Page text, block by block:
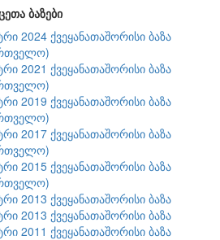
ბაზები
2024 ქვეყანათაშორისი ბაზა
2021 ქვეყანათაშორისი ბაზა
2019 ქვეყანათაშორისი ბაზა
2017 ქვეყანათაშორისი ბაზა
2015 ქვეყანათაშორისი ბაზა
2013 ქვეყანათაშორისი ბაზა
2013 ქვეყანათაშორისი ბაზა
2011 ქვეყანათაშორისი ბაზა